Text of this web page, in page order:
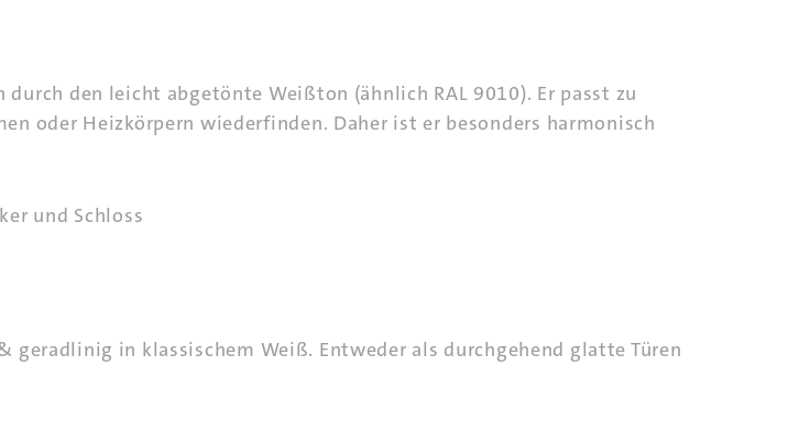
den leicht abgetönte Weißton (ähnlich RAL 9010). Er passt zu
oder Heizkörpern wiederfinden. Daher ist er besonders harmonisch
und Schloss
in klassischem Weiß. Entweder als durchgehend glatte Türen